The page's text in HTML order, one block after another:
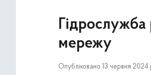
мережу
Опубліковано 13 червня 2024